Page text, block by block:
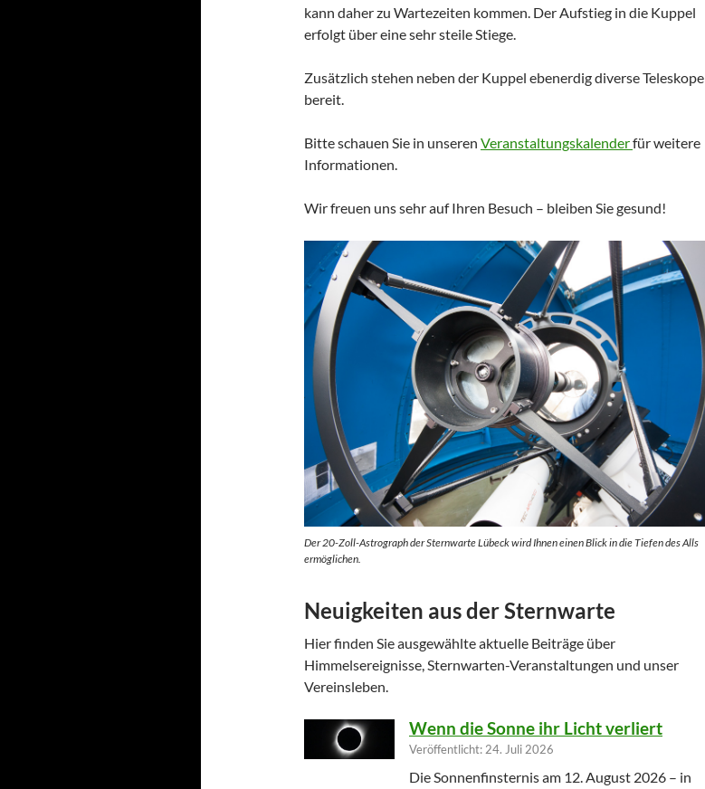
kann daher zu Wartezeiten kommen. Der Aufstieg in die Kuppel
erfolgt über eine sehr steile Stiege.
Zusätzlich stehen neben der Kuppel ebenerdig diverse Teleskope
bereit.
Bitte schauen Sie in unseren Veranstaltungskalenderfür weitere
Informationen.
Wir freuen uns sehr auf Ihren Besuch – bleiben Sie gesund!
Der 20-Zoll-Astrograph der Sternwarte Lübeck wird Ihnen einen Blick in die Tiefen des Alls
ermöglichen.
Neuigkeiten aus der Sternwarte
Hier finden Sie ausgewählte aktuelle Beiträge über
Himmelsereignisse, Sternwarten-Veranstaltungen und unser
Vereinsleben.
Wenn die Sonne ihr Licht verliert
Veröffentlicht: 24. Juli 2026
Die Sonnenfinsternis am 12. August 2026 – in